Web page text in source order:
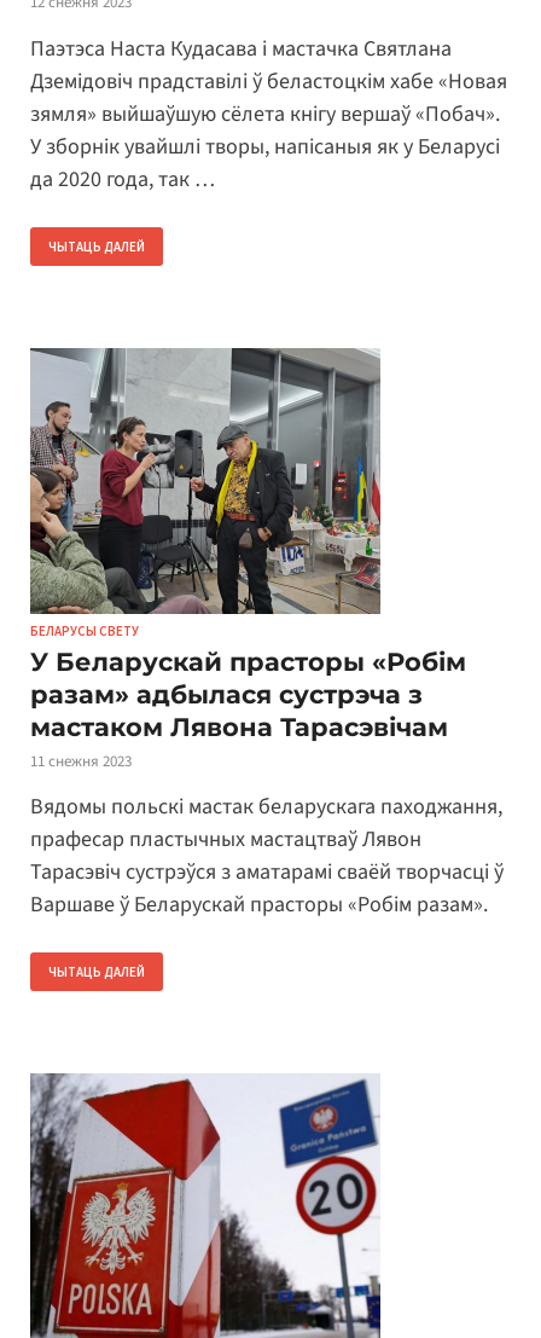
Паэтэса Наста Кудасава і мастачка Святлана
Дземідовіч прадставілі ў беластоцкім хабе «Новая
зямля» выйшаўшую сёлета кнігу вершаў «Побач».
У зборнік увайшлі творы, напісаныя як у Беларусі
да 2020 года, так …
ЧЫТАЦЬ ДАЛЕЙ
БЕЛАРУСЫ СВЕТУ
У Беларускай прасторы «Робім
разам» адбылася сустрэча з
мастаком Лявона Тарасэвічам
11 снежня 2023
Вядомы польскі мастак беларускага паходжання,
прафесар пластычных мастацтваў Лявон
Тарасэвіч сустрэўся з аматарамі сваёй творчасці ў
Варшаве ў Беларускай прасторы «Робім разам».
ЧЫТАЦЬ ДАЛЕЙ